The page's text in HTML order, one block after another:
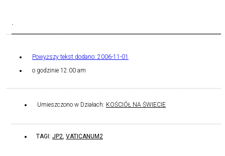
Powyższy tekst dodano: 2006-11-01
o godzinie 12:00 am
Umieszczono w Działach: KOŚCIÓŁ NA ŚWIECIE
TAGI: JP2 VATICANUM2